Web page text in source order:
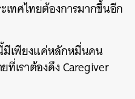
เทศไทยต้องการมากขึ้นอีก
เพียงแค่หลักหมื่นคน
ที่เราต้องดึง Caregiver